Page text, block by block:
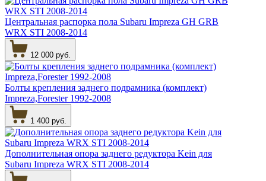
Центральная распорка пола Subaru Impreza GH GRB
WRX STI 2008-2014
12 000 руб.
Болты крепления заднего подрамника (комплект)
Impreza,Forester 1992-2008
1 400 руб.
Дополнительная опора заднего редуктора Kein для
Subaru Impreza WRX STI 2008-2014